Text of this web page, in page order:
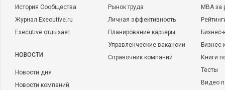
История Сообщества
Журнал Executive.ru
Executive отдыхает
НОВОСТИ
Новости дня
Новости компаний
Рынок труда
Личная эффективность
Планирование карьеры
Управленческие вакансии
Справочник компаний
MBA
Бизнес-
Книги
Тесты
Видео